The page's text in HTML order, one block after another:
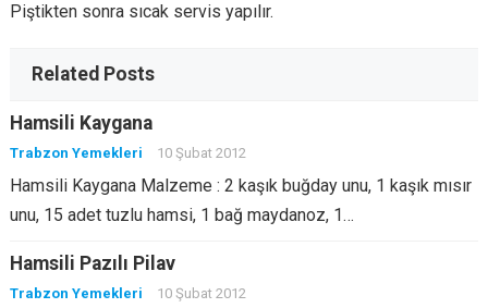
Piştikten sonra sıcak servis yapılır.
Related Posts
Hamsili Kaygana
Trabzon Yemekleri 10 Şubat 2012
Hamsili Kaygana Malzeme : 2 kaşık buğday unu, 1 kaşık mısır
unu, 15 adet tuzlu hamsi, 1 bağ maydanoz, 1…
Hamsili Pazılı Pilav
Trabzon Yemekleri 10 Şubat 2012